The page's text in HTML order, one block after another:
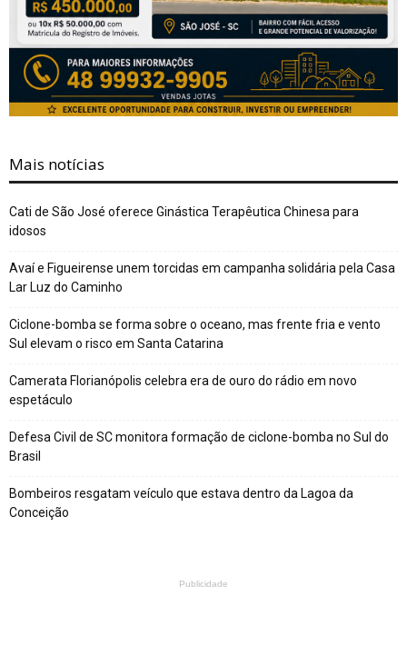
Mais notícias
Cati de São José oferece Ginástica Terapêutica Chinesa para
idosos
Avaí e Figueirense unem torcidas em campanha solidária pela Casa
Lar Luz do Caminho
Ciclone-bomba se forma sobre o oceano, mas frente fria e vento
Sul elevam o risco em Santa Catarina
Camerata Florianópolis celebra era de ouro do rádio em novo
espetáculo
Defesa Civil de SC monitora formação de ciclone-bomba no Sul do
Brasil
Bombeiros resgatam veículo que estava dentro da Lagoa da
Conceição
Publicidade